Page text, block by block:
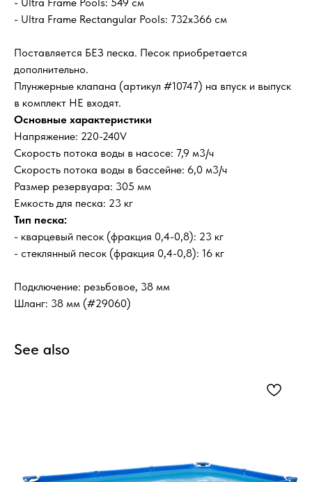
- Ultra Frame Pools: 549 см
- Ultra Frame Rectangular Pools: 732x366 см
Поставляется БЕЗ песка. Песок приобретается
дополнительно.
Плунжерные клапана (артикул #10747) на впуск и выпуск
в комплект НЕ входят.
Основные характеристики
Напряжение: 220-240V
Скорость потока воды в насосе: 7,9 м3/ч
Скорость потока воды в бассейне: 6,0 м3/ч
Размер резервуара: 305 мм
Емкость для песка: 23 кг
Тип песка:
- кварцевый песок (фракция 0,4-0,8): 23 кг
- стеклянный песок (фракция 0,4-0,8): 16 кг
Подключение: резьбовое, 38 мм
Шланг: 38 мм (#29060)
See also